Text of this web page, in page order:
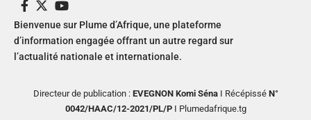
Bienvenue sur Plume d’Afrique, une plateforme
d’information engagée offrant un autre regard sur
l’actualité nationale et internationale.
Directeur de publication : EVEGNON Komi SénaI RécépisséN°
0042/HAAC/12-2021/PL/PI Plumedafrique.tg